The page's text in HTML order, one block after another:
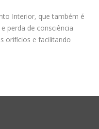
Interior, que também é
perda de consciência
orifícios e facilitando